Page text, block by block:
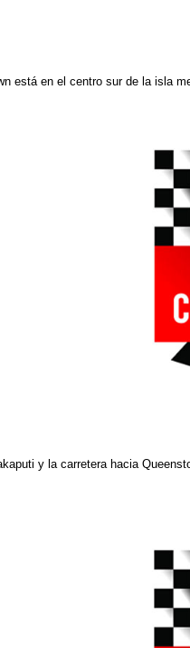
está en el centro sur de la isla
y la carretera hacia